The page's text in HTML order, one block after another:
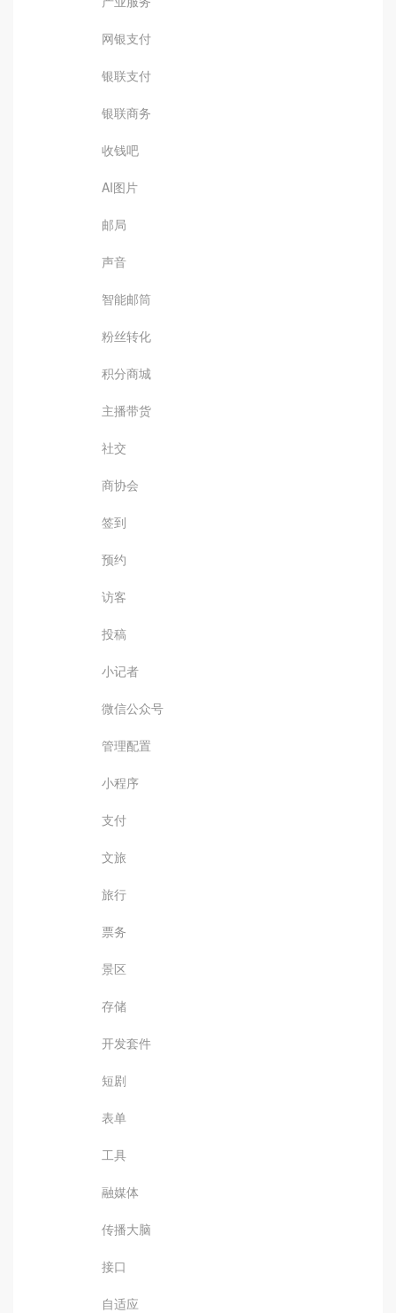
网银支付
银联支付
银联商务
收钱吧
AI图片
邮局
声音
智能邮筒
粉丝转化
积分商城
主播带货
社交
商协会
签到
预约
访客
投稿
小记者
微信公众号
管理配置
小程序
支付
文旅
旅行
票务
景区
存储
开发套件
短剧
表单
工具
融媒体
传播大脑
接口
自适应